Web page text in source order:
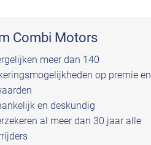
Combi Motors
meer dan 140
op premie en
en deskundig
al meer dan 30 jaar alle